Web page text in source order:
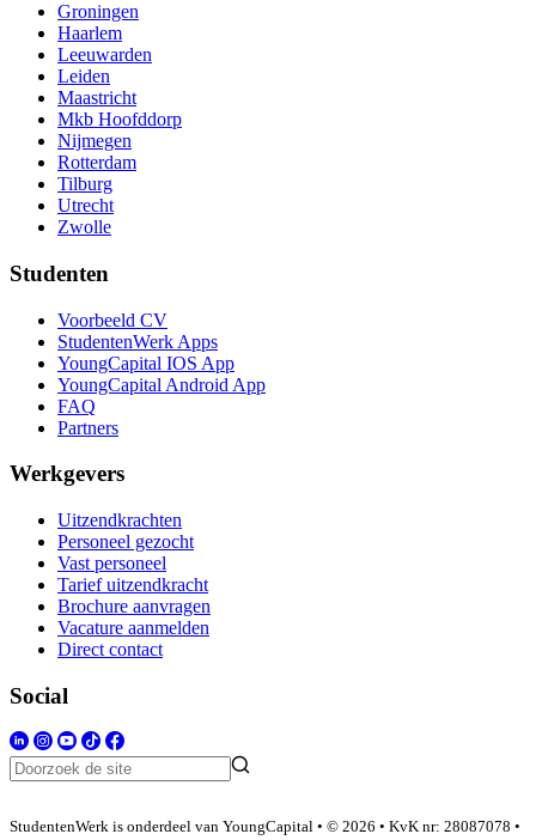
Groningen
Haarlem
Leeuwarden
Leiden
Maastricht
Mkb Hoofddorp
Nijmegen
Rotterdam
Tilburg
Utrecht
Zwolle
Studenten
Voorbeeld CV
StudentenWerk Apps
YoungCapital IOS App
YoungCapital Android App
FAQ
Partners
Werkgevers
Uitzendkrachten
Personeel gezocht
Vast personeel
Tarief uitzendkracht
Brochure aanvragen
Vacature aanmelden
Direct contact
Social
StudentenWerk is onderdeel van YoungCapital • © 2026 • KvK nr: 28087078 •